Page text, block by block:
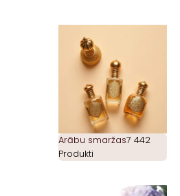
Arābu smaržas7 442
Produkti